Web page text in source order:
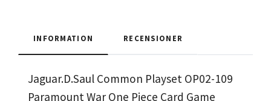
INFORMATION RECENSIONER
Jaguar.D.Saul Common Playset OP02-109
Paramount War One Piece Card Game